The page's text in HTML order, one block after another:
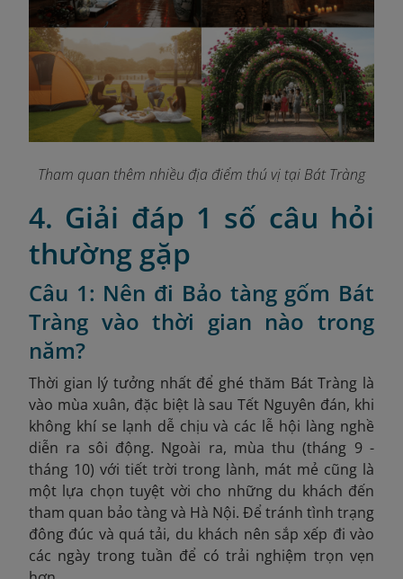
Tham quan thêm nhiều địa điểm thú vị tại Bát Tràng
4. Giải đáp 1 số câu hỏi
thường gặp
Câu 1: Nên đi Bảo tàng gốm Bát
Tràng vào thời gian nào trong
năm?
Thời gian lý tưởng nhất để ghé thăm Bát Tràng là
vào mùa xuân, đặc biệt là sau Tết Nguyên đán, khi
không khí se lạnh dễ chịu và các lễ hội làng nghề
diễn ra sôi động. Ngoài ra, mùa thu (tháng 9 -
tháng 10) với tiết trời trong lành, mát mẻ cũng là
một lựa chọn tuyệt vời cho những du khách đến
tham quan bảo tàng và Hà Nội. Để tránh tình trạng
đông đúc và quá tải, du khách nên sắp xếp đi vào
các ngày trong tuần để có trải nghiệm trọn vẹn